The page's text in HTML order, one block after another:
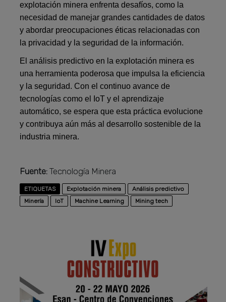
explotación minera enfrenta desafíos, como la
necesidad de manejar grandes cantidades de datos
y abordar preocupaciones éticas relacionadas con
la privacidad y la seguridad de la información.
El análisis predictivo en la explotación minera es
una herramienta poderosa que impulsa la eficiencia
y la seguridad. Con el continuo avance de
tecnologías como el IoT y el aprendizaje
automático, se espera que esta práctica evolucione
y contribuya aún más al desarrollo sostenible de la
industria minera.
Fuente: Tecnología Minera
ETIQUETAS Explotación minera
Análisis predictivo
Minería
IoT Machine Learning Mining tech